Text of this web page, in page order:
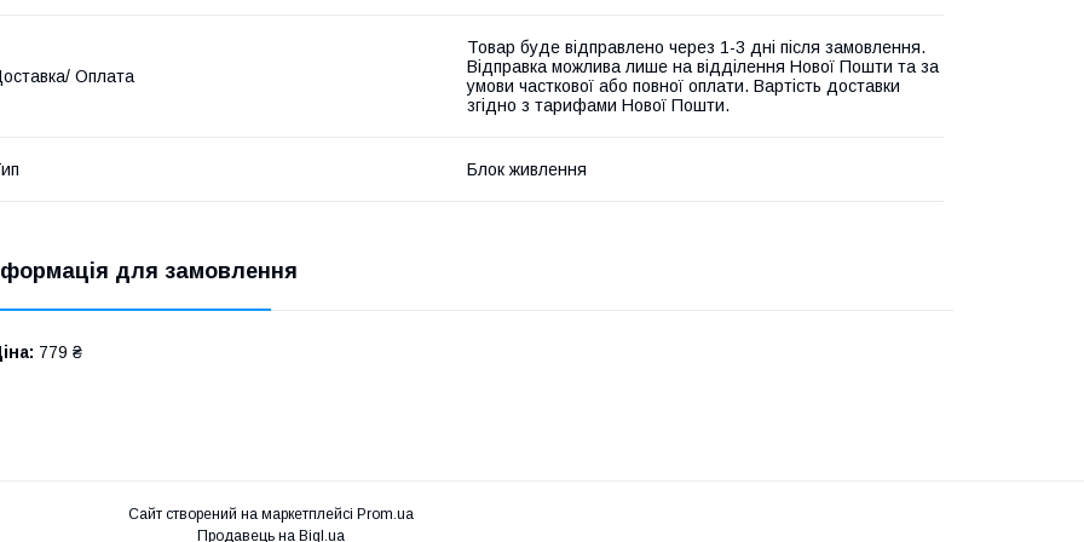
Оплата
Товар буде відправлено через 1-3 дні після замовлення.
Відправка можлива лише на відділення Нової Пошти та за
умови часткової або повної оплати. Вартість доставки
згідно з тарифами Нової Пошти.
Блок живлення
для замовлення
779 ₴
Сайт створений на маркетплейсі Prom.ua
Продавець на Bigl.ua